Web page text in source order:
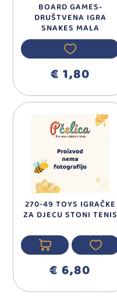
BOARD GAMES-
DRUŠTVENA IGRA
SNAKES MALA
€ 1,80
270-49 TOYS IGRAČKE
ZA DJECU STONI TENIS
€ 6,80